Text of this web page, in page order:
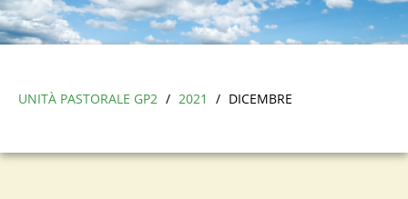
UNITÀ PASTORALE GP2 / 2021 / DICEMBRE